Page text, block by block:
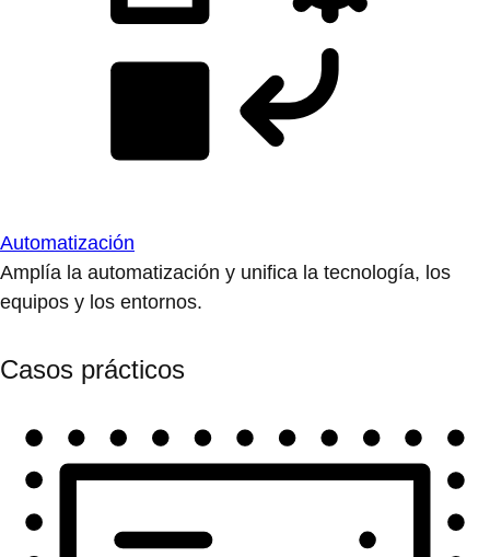
Automatización
Amplía la automatización y unifica la tecnología, los
equipos y los entornos.
Casos prácticos